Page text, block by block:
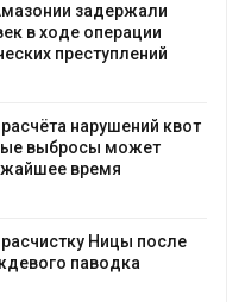
задержали
операции
преступлений
нарушений квот
может
время
Ницы после
паводка